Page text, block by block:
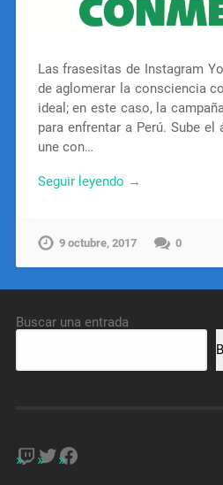
Las frasesitas de Instagram
de aglomerar la consciencia
ideal; en este caso, la
para enfrentar a Perú. Sube
une con…
Seguir leyendo →
9 octubre, 2017 0
Buscar una entrada